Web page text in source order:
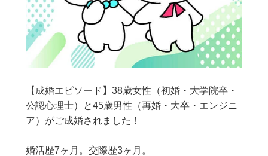
【成婚エピソード】38歳女性（初婚・大学院卒・
公認心理士）と45歳男性（再婚・大卒・エンジニ
ア）がご成婚されました！
婚活歴7ヶ月。交際歴3ヶ月。